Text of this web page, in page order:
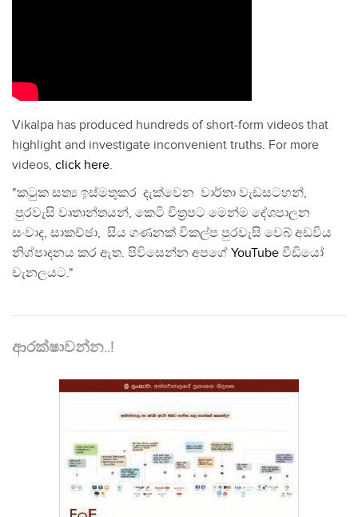
Vikalpa has produced hundreds of short-form videos that
highlight and investigate inconvenient truths. For more
videos, click here.
"කටුක සත්‍ය ඉස්මතුකර දැක්වෙන වාර්තා වැඩසටහන්,
පුරවැසි වෘතාන්තයන්, කෙටි චිත්‍රපට මෙන්ම දේශපාලන
සංවාද, සාකච්ඡා, සිය ගණනක් විකල්ප පුරවැසි වෙබ් අඩවිය
නිශ්පාදනය කර ඇත. පිවිසෙන්න අපගේ YouTube වීඩියෝ
චැනලයට."
ආරක්ෂාවන්න..!